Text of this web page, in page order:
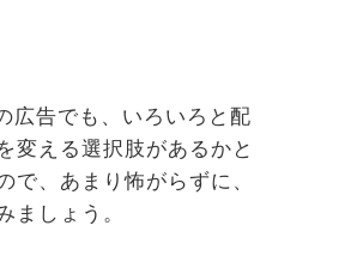
広告でも、いろいろと配
変える選択肢があるかと
で、あまり怖がらずに、
ましょう。